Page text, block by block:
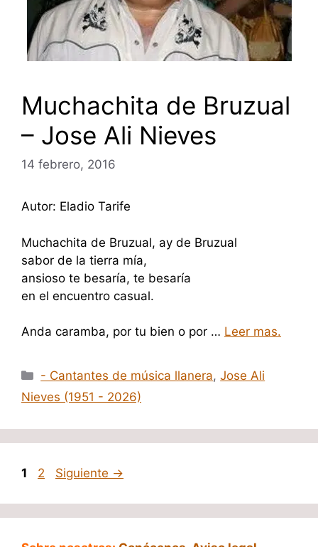
Muchachita de Bruzual
– Jose Ali Nieves
14 febrero, 2016
Autor: Eladio Tarife
Muchachita de Bruzual, ay de Bruzual
sabor de la tierra mía,
ansioso te besaría, te besaría
en el encuentro casual.
Anda caramba, por tu bien o por … Leer mas.
Categorías
- Cantantes de música llanera,Jose Ali
Nieves (1951 - 2026)
Página
1 Página
2 Siguiente →